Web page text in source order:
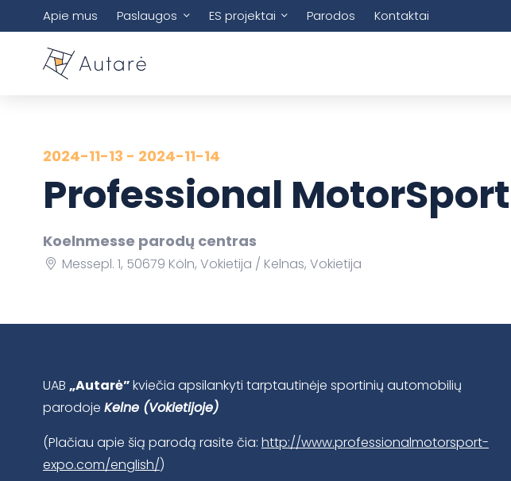
Apie mus Paslaugos ES projektai Parodos Kontaktai
2024-11-13 - 2024-11-14
Professional
Koelnmesse parodų centras
Messepl. 1, 50679 Köln, Vokietija Kelnas, Vokietija
UAB „Autarė”kviečia apsilankyti tarptautinėje sportinių automobilių
parodoje Kelne (Vokietijoje)
(Plačiau apie šią parodą rasite čia: http://www.professionalmotorsport-
expo.com/english/)